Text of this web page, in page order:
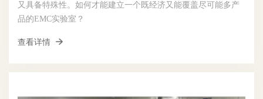
又具备特殊性。如何才能建立一个既经济又能覆盖尽可能多产
品的EMC实验室？
查看详情